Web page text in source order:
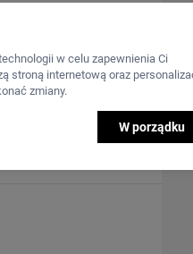
w celu zapewnienia Ci
stroną internetową oraz
zmiany.
W porządku